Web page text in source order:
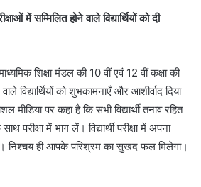
में सम्मिलित होने वाले विद्यार्थियों को दी
शिक्षा मंडल की 10 वीं एवं 12 वीं कक्षा की
विद्यार्थियों को शुभकामनाएँ और आशीर्वाद दिया
मीडिया पर कहा है कि सभी विद्यार्थी तनाव रहित
परीक्षा में भाग लें। विद्यार्थी परीक्षा में अपना
निश्चय ही आपके परिश्रम का सुखद फल मिलेगा।